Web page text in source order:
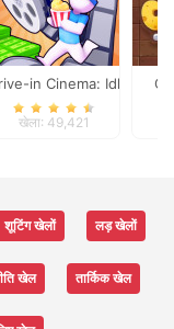
in Cinema: Idle Game
खेला: 49,421
शूटिंग खेलों लड़ खेलों
खेल तार्किक खेल